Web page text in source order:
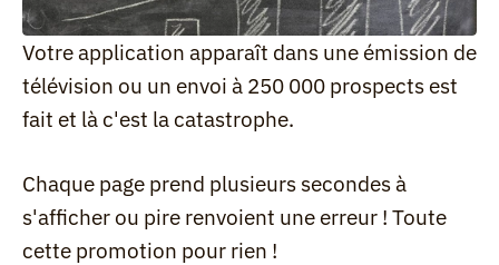
Votre application apparaît dans une émission de
télévision ou un envoi à 250 000 prospects est
fait et là c'est la catastrophe.
Chaque page prend plusieurs secondes à
s'afficher ou pire renvoient une erreur ! Toute
cette promotion pour rien !